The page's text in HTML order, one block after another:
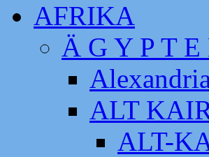
AFRIKA
Ä G Y P T E
ALT
ALT-